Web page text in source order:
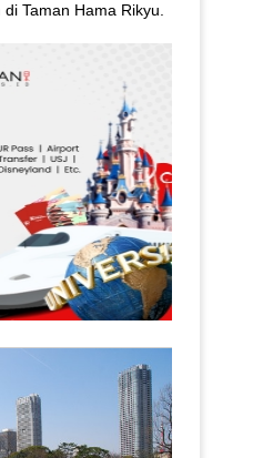
Taman Hama Rikyu.